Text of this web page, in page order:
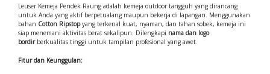
Leuser Kemeja Pendek Raung adalah kemeja outdoor tangguh yang dirancang
untuk Anda yang aktif berpetualang maupun bekerja di lapangan. Menggunakan
bahan Cotton Ripstopyang terkenal kuat, nyaman, dan tahan sobek, kemeja ini
siap menemani aktivitas berat sekalipun. Dilengkapi nama dan logo
bordirberkualitas tinggi untuk tampilan profesional yang awet.
Fitur dan Keunggulan: